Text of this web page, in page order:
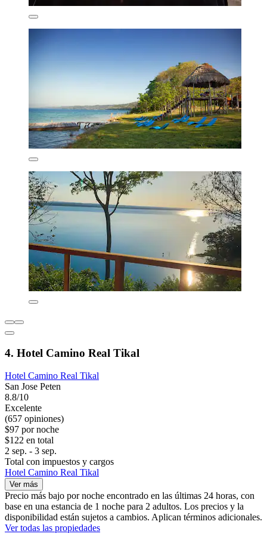
4. Hotel Camino Real Tikal
Hotel Camino Real Tikal
San Jose Peten
8.8/10
Excelente
(657 opiniones)
$97 por noche
$122 en total
2 sep. - 3 sep.
Total con impuestos y cargos
Hotel Camino Real Tikal
Ver más
Precio más bajo por noche encontrado en las últimas 24 horas, con
base en una estancia de 1 noche para 2 adultos. Los precios y la
disponibilidad están sujetos a cambios. Aplican términos adicionales.
Ver todas las propiedades